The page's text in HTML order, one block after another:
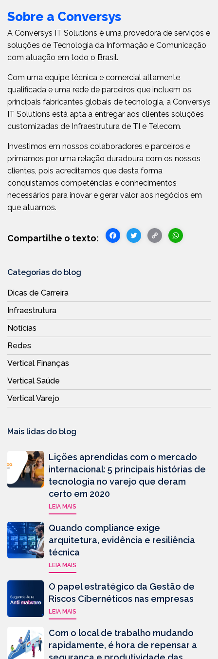
Sobre a Conversys
A Conversys IT Solutions é uma provedora de serviços e
soluções de Tecnologia da Informação e Comunicação
com atuação em todo o Brasil.
Com uma equipe técnica e comercial altamente
qualificada e uma rede de parceiros que incluem os
principais fabricantes globais de tecnologia, a Conversys
IT Solutions está apta a entregar aos clientes soluções
customizadas de Infraestrutura de TI e Telecom.
Investimos em nossos colaboradores e parceiros e
primamos por uma relação duradoura com os nossos
clientes, pois acreditamos que desta forma
conquistamos competências e conhecimentos
necessários para inovar e gerar valor aos negócios em
que atuamos.
FacebookTwitterCopy
Categorias do blog
Dicas de Carreira
Infraestrutura
Notícias
Redes
Vertical Finanças
Vertical Saúde
Vertical Varejo
Mais lidas do blog
Lições aprendidas com o mercado
internacional: 5 principais histórias de
tecnologia no varejo que deram
certo em 2020
LEIA MAIS
Quando compliance exige
arquitetura, evidência e resiliência
técnica
LEIA MAIS
O papel estratégico da Gestão de
Riscos Cibernéticos nas empresas
LEIA MAIS
Com o local de trabalho mudando
rapidamente, é hora de repensar a